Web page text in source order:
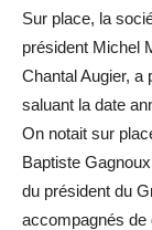
Sur place, la
président Michel
Chantal Augier, a
saluant la date
On notait sur
Baptiste
du président du
accompagnés de